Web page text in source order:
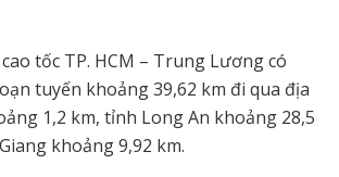
tốc TP. HCM – Trung Lương có
tuyến khoảng 39,62 km đi qua địa
1,2 km, tỉnh Long An khoảng 28,5
khoảng 9,92 km.